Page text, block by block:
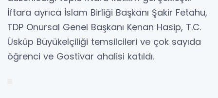
İftara ayrıca İslam Birliği Başkanı Şakir Fetahu,
TDP Onursal Genel Başkanı Kenan Hasip, T.C.
Üsküp Büyükelçiliği temsilcileri ve çok sayıda
öğrenci ve Gostivar ahalisi katıldı.